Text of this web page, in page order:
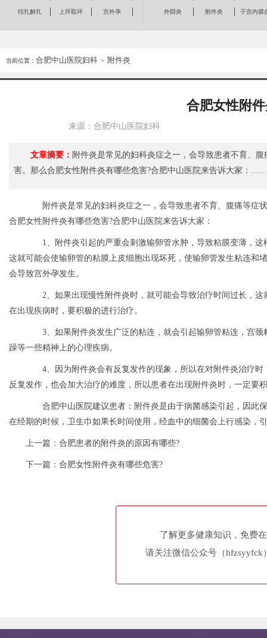
结扎解扎 上环取环 宫外孕 外阴炎 附件炎 子宫内膜
当前位置： 合肥中山医院妇科 > 附件炎
合肥女性附
来源：合肥中山医院妇科
文章摘要： 附件炎是常见的妇科炎症之一，会导致患者不育、
害。那么合肥女性附件炎有哪些危害?合肥中山医院来告诉大家：......
附件炎是常见的妇科炎症之一，会导致患者不育、腹痛等症
合肥女性附件炎有哪些危害?合肥中山医院来告诉大家：
1、附件炎引起的严重会刺激输卵管水肿，导致粘膜变薄，这
这就可能会使输卵管的粘膜上皮细胞出现坏死，使输卵管发生粘连和
会导致宫外孕发生。
2、如果出现慢性附件炎时，就可能会导致治疗时间过长，这
在出现疾病时，要积极的进行治疗。
3、如果附件炎发生广泛的粘连，就会引起输卵管粘连，宫颈
躁等一些精神上的心理疾病。
4、因为附件炎会有反复发作的现象，所以在对附件炎治疗时
反复发作，也会加大治疗的难度，所以患者在出现附件炎时，一定要
合肥中山医院建议患者：附件炎是由于病菌感染引起，因此
在经期的时候，卫生巾如果长时间使用，经血中的细菌会上行感染，
上一篇： 合肥患者的附件炎的原因有哪些?
下一篇： 合肥女性附件炎有哪些危害?
了解更多健康知识，免费
请关注微信公众号（hfzsyyfck